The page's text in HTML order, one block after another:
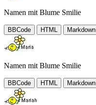
Namen mit Blume Smilie
BBCode HTML Markdown
Namen mit Blume Smilie
BBCode HTML Markdown